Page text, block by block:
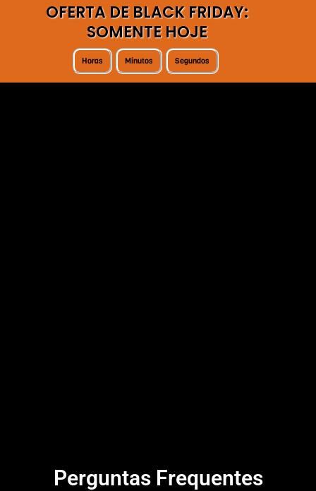
OFERTA DE BLACK FRIDAY:
SOMENTE HOJE
Horas Minutos Segundos
Perguntas Frequentes